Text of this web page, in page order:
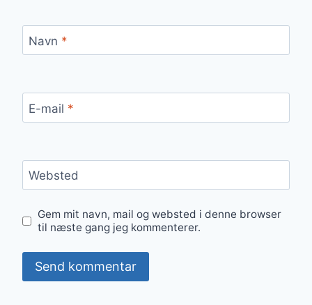
Navn *
E-mail *
Websted
Gem mit navn, mail og websted i denne browser
til næste gang jeg kommenterer.